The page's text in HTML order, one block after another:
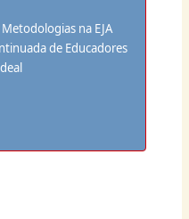
na EJA
de Educadores